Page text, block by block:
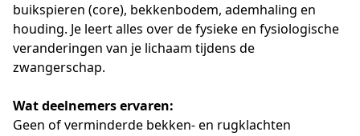
buikspieren (core), bekkenbodem, ademhaling en
houding. Je leert alles over de fysieke en fysiologische
veranderingen van je lichaam tijdens de
zwangerschap.
Wat deelnemers ervaren:
Geen of verminderde bekken- en rugklachten